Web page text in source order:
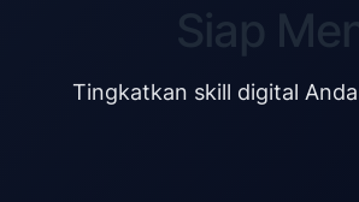
Siap
Tingkatkan skill digital